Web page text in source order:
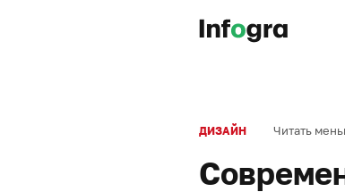
ДИЗАЙН Читать